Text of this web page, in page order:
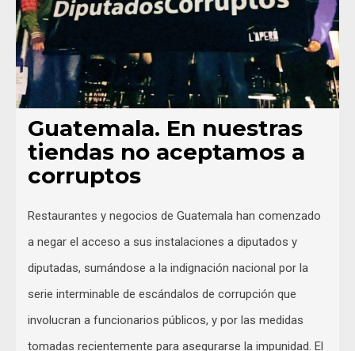
Guatemala. En nuestras
tiendas no aceptamos a
corruptos
Restaurantes y negocios de Guatemala han comenzado
a negar el acceso a sus instalaciones a diputados y
diputadas, sumándose a la indignación nacional por la
serie interminable de escándalos de corrupción que
involucran a funcionarios públicos, y por las medidas
tomadas recientemente para asegurarse la impunidad. El